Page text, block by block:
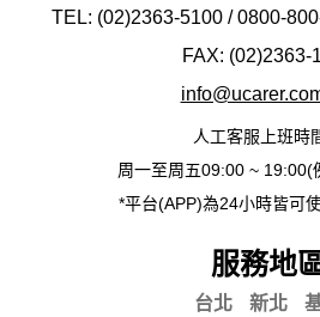
TEL: (02)2363-5100 / 0800-
FAX: (02)2363-
人工客服上班時
周一至周五09:00 ~ 19:00(
*平台(APP)為24小時皆可
服務地
台北 新北